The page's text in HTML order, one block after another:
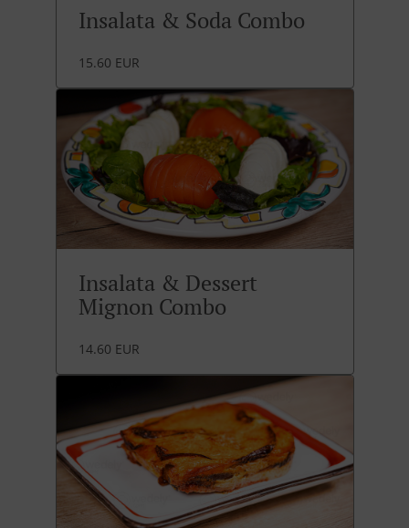
Insalata & Soda Combo
15.60 EUR
Insalata & Dessert
Mignon Combo
14.60 EUR